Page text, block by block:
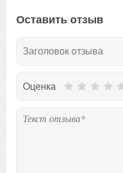
Оставить отзыв
Оценка